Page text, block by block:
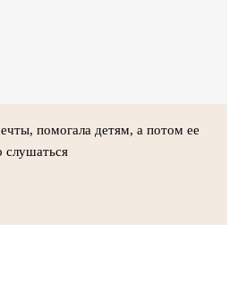
помогала детям, а потом ее
слушаться